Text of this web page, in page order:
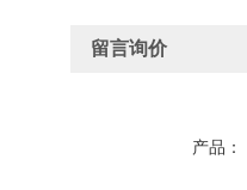
留言询价
产品：